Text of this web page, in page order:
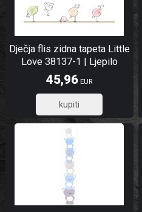
Dječja flis zidna tapeta Little
Love 38137-1 | Ljepilo
besplatno
45,96 EUR
36,77